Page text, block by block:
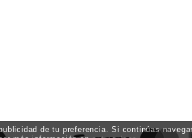
de tu preferencia. Si continúas